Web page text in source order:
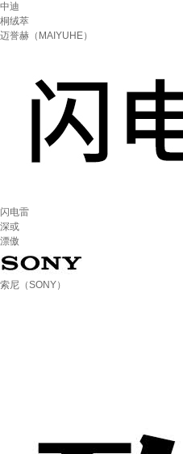
中迪
桐绒萃
迈誉赫（MAIYUHE）
闪电雷
深或
漂傲
索尼（SONY）